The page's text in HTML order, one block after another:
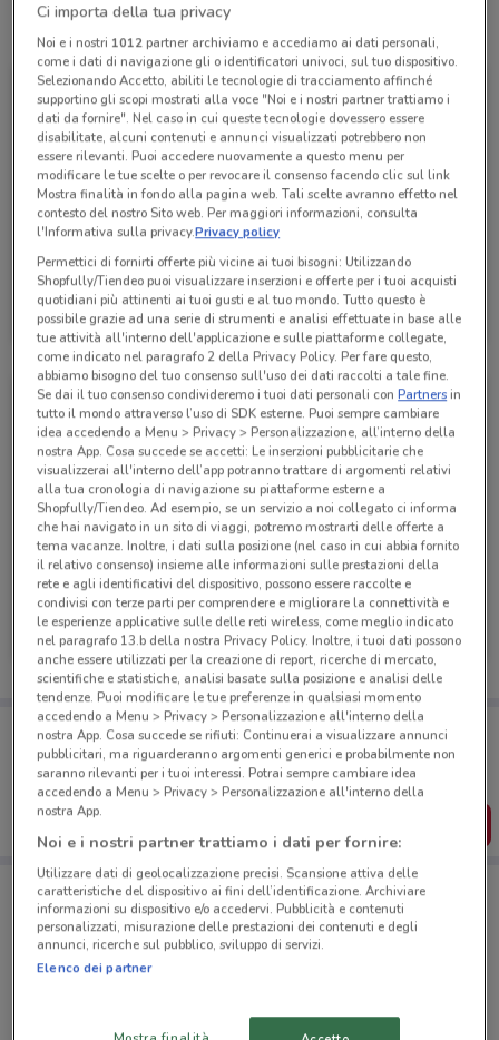
Bricofer
Scade il 23/08 397 m
Bricofer
Scade il 31/08 397 m
Bricofer
Scade il 31/08 397 m
Porta DoveConviene sempre con te!
Puoi trovare le migliori offerte dei negozi vicino a te,
salvarle e creare la tua lista del risparmio, comodamente
dal tuo cellulare.
Negozi Bricofer a Frascati
Ci importa della tua privacy
Noi e i nostri 1012partner archiviamo e accediamo ai dati personali,
come i dati di navigazione gli o identificatori univoci, sul tuo dispositivo.
Selezionando Accetto, abiliti le tecnologie di tracciamento affinché
supportino gli scopi mostrati alla voce "Noi e i nostri partner trattiamo i
dati da fornire". Nel caso in cui queste tecnologie dovessero essere
disabilitate, alcuni contenuti e annunci visualizzati potrebbero non
essere rilevanti. Puoi accedere nuovamente a questo menu per
modificare le tue scelte o per revocare il consenso facendo clic sul link
Mostra finalità in fondo alla pagina web. Tali scelte avranno effetto nel
contesto del nostro Sito web. Per maggiori informazioni, consulta
l'Informativa sulla privacy.Privacy policy
Permettici di fornirti offerte più vicine ai tuoi bisogni: Utilizzando
Shopfully/Tiendeo puoi visualizzare inserzioni e offerte per i tuoi acquisti
quotidiani più attinenti ai tuoi gusti e al tuo mondo. Tutto questo è
possibile grazie ad una serie di strumenti e analisi effettuate in base alle
tue attività all'interno dell'applicazione e sulle piattaforme collegate,
come indicato nel paragrafo 2 della Privacy Policy. Per fare questo,
abbiamo bisogno del tuo consenso sull'uso dei dati raccolti a tale fine.
Se dai il tuo consenso condivideremo i tuoi dati personali conPartnersin
tutto il mondo attraverso l’uso di SDK esterne. Puoi sempre cambiare
idea accedendo a Menu > Privacy > Personalizzazione, all’interno della
nostra App. Cosa succede se accetti: Le inserzioni pubblicitarie che
visualizzerai all'interno dell’app potranno trattare di argomenti relativi
alla tua cronologia di navigazione su piattaforme esterne a
Shopfully/Tiendeo. Ad esempio, se un servizio a noi collegato ci informa
che hai navigato in un sito di viaggi, potremo mostrarti delle offerte a
tema vacanze. Inoltre, i dati sulla posizione (nel caso in cui abbia fornito
il relativo consenso) insieme alle informazioni sulle prestazioni della
rete e agli identificativi del dispositivo, possono essere raccolte e
condivisi con terze parti per comprendere e migliorare la connettività e
le esperienze applicative sulle delle reti wireless, come meglio indicato
nel paragrafo 13.b della nostra Privacy Policy. Inoltre, i tuoi dati possono
anche essere utilizzati per la creazione di report, ricerche di mercato,
scientifiche e statistiche, analisi basate sulla posizione e analisi delle
tendenze. Puoi modificare le tue preferenze in qualsiasi momento
accedendo a Menu > Privacy > Personalizzazione all'interno della
nostra App. Cosa succede se rifiuti: Continuerai a visualizzare annunci
pubblicitari, ma riguarderanno argomenti generici e probabilmente non
saranno rilevanti per i tuoi interessi. Potrai sempre cambiare idea
accedendo a Menu > Privacy > Personalizzazione all'interno della
nostra App.
Noi e i nostri partner trattiamo i dati per fornire:
Utilizzare dati di geolocalizzazione precisi. Scansione attiva delle
caratteristiche del dispositivo ai fini dell’identificazione. Archiviare
informazioni su dispositivo e/o accedervi. Pubblicità e contenuti
personalizzati, misurazione delle prestazioni dei contenuti e degli
annunci, ricerche sul pubblico, sviluppo di servizi.
Elenco dei partner